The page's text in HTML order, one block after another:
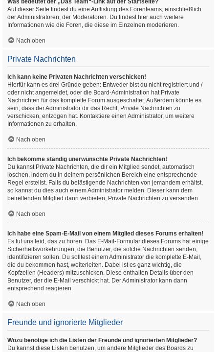
Was bedeutet der „Das Team“-Link auf der Startseite?
Auf dieser Seite findest du eine Auflistung des Forenteams, einschließlich
der Administratoren, der Moderatoren. Du findest hier auch weitere
Informationen wie die Foren, die diese im Einzelnen moderieren.
Nach oben
Private Nachrichten
Ich kann keine Privaten Nachrichten verschicken!
Hierfür kann es drei Gründe geben: Entweder bist du nicht registriert und /
oder nicht angemeldet, oder die Board-Administration hat Private
Nachrichten für das komplette Forum ausgeschaltet. Außerdem könnte es
sein, dass der Administrator dir das Recht, Private Nachrichten zu
verschicken, entzogen hat. Kontaktiere einen Administrator, um weitere
Informationen zu erhalten.
Nach oben
Ich bekomme ständig unerwünschte Private Nachrichten!
Du kannst Private Nachrichten, die dir ein Mitglied sendet, automatisch
löschen, indem du in deinem persönlichen Bereich eine entsprechende
Regel erstellst. Falls du belästigende Nachrichten von jemandem erhältst,
so kannst du dies auch einem Administrator melden. Dieser kann dem
betreffenden Mitglied dann verbieten, Private Nachrichten zu versenden.
Nach oben
Ich habe eine Spam-E-Mail von einem Mitglied dieses Forums erhalten!
Es tut uns leid, das zu hören. Das E-Mail-Formular dieses Forums hat einige
Sicherheitsvorkehrungen, die Benutzer, die solche Nachrichten senden,
identifizieren sollen. Du solltest einem Administrator die komplette E-Mail,
die du bekommen hast, weiterleiten. Dabei ist es ganz wichtig, die
Kopfzeilen (Headers) mitzuschicken. Diese enthalten Details über den
Benutzer, der die E-Mail verschickt hat. Der Administrator kann dann
entsprechend reagieren.
Nach oben
Freunde und ignorierte Mitglieder
Wozu benötige ich die Listen der Freunde und ignorierten Mitglieder?
Du kannst diese Listen benutzen, um andere Mitglieder des Boards zu